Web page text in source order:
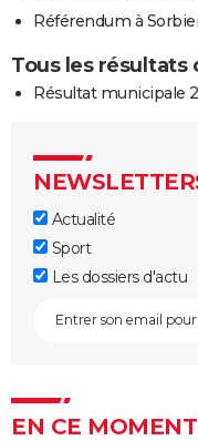
Référendum à
Tous les résultats
Résultat municipale
Actualité
Sport
Les dossiers d'actu
EN CE MOMENT